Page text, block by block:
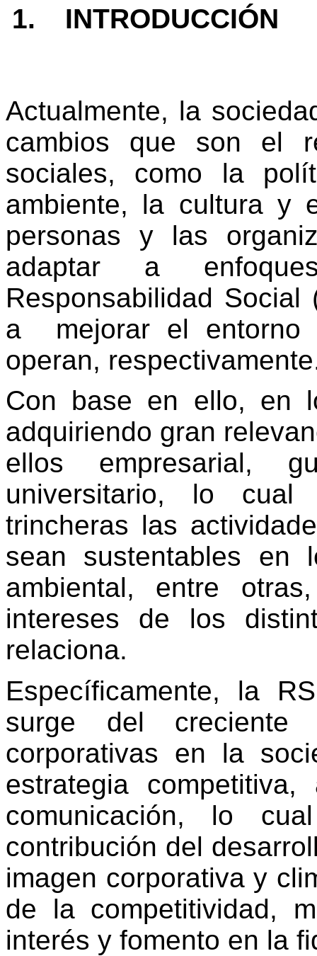
1. INTRODUCCIÓN
Actualmente, la
cambios que son el
sociales, como la
ambiente, la cultura y
personas y las
adaptar a
Responsabilidad
a mejorar el entorno
operan,
Con base en ello, en
adquiriendo gran
ellos empresarial,
universitario, lo
trincheras las
sean sustentables
ambiental, entre
intereses de los
relaciona.
Específicamente, la
surge del creciente
corporativas en la
estrategia
comunicación, lo
contribución del
imagen corporativa y
de la competitividad,
interés y fomento en la